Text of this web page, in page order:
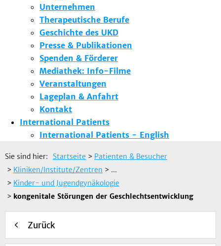
Unternehmen
Therapeutische Berufe
Geschichte des UKD
Presse & Publikationen
Spenden & Förderer
Mediathek: Info-Filme
Veranstaltungen
Lageplan & Anfahrt
Kontakt
International Patients
International Patients - English
Sie sind hier: Startseite > Patienten & Besucher
> Kliniken/Institute/Zentren > ...
> Kinder- und Jugendgynäkologie
> kongenitale Störungen der Geschlechtsentwicklung
Zurück